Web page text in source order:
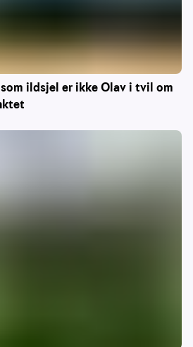
ildsjel er ikke Olav i tvil om